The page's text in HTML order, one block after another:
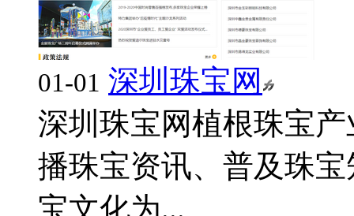
01-01 深圳珠宝网
深圳珠宝网植根珠宝
播珠宝资讯、普及珠
宝文化为...